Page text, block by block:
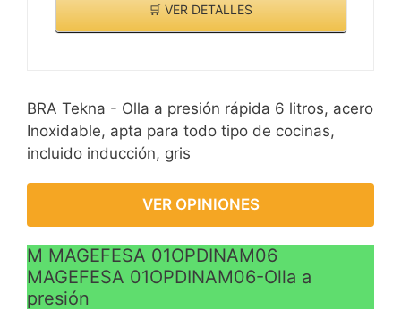
🛒 VER DETALLES
BRA Tekna - Olla a presión rápida 6 litros, acero
Inoxidable, apta para todo tipo de cocinas,
incluido inducción, gris
VER OPINIONES
M MAGEFESA 01OPDINAM06
MAGEFESA 01OPDINAM06-Olla a
presión